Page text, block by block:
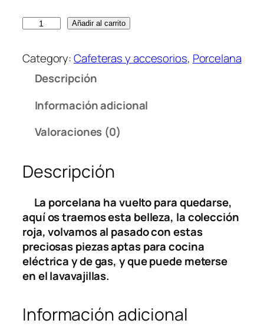
i
s
:
s
d
e
2
6
5
€
h
a
a
f
e
n
a
e
n
P
o
e
Añadir al carrito
Category:Cafeteras y accesorios, Porcelana
Descripción
Información adicional
Valoraciones (0)
Descripción
La porcelana ha vuelto para quedarse,
aquí os traemos esta belleza, la colección
roja, volvamos al pasado con estas
preciosas piezas aptas para cocina
eléctrica y de gas, y que puede meterse
en el lavavajillas.
Información adicional